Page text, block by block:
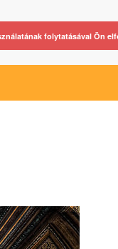
folytatásával Ön